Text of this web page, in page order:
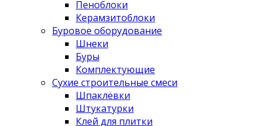
Пеноблоки
Керамзитоблоки
Буровое оборудование
Шнеки
Буры
Комплектующие
Сухие строительные смеси
Шпаклёвки
Штукатурки
Клей для плитки